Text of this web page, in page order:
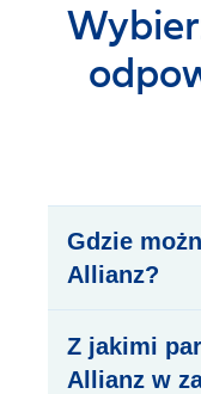
Gdzie
Allianz?
Z jakimi
Allianz w